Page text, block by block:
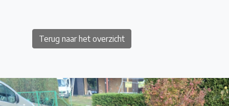
Terug naar het overzicht